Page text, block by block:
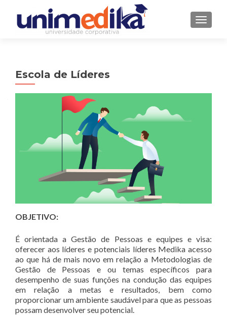
Escola de Líderes
OBJETIVO:
É orientada a Gestão de Pessoas e equipes e visa:
oferecer aos líderes e potenciais líderes Medika acesso
ao que há de mais novo em relação a Metodologias de
Gestão de Pessoas e ou temas específicos para
desempenho de suas funções na condução das equipes
em relação a metas e resultados, bem como
proporcionar um ambiente saudável para que as pessoas
possam desenvolver seu potencial.